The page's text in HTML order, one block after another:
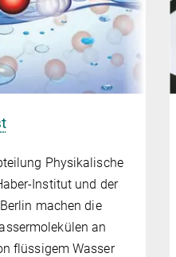
Physikalische
Institut und der
machen die
an
flüssigem Wasser